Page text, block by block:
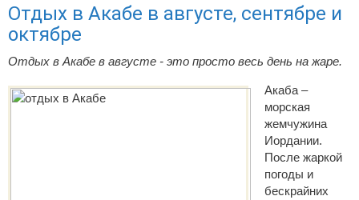
Отдых в Акабе в августе, сентябре и
октябре
Отдых в Акабе в августе - это просто весь день на жаре.
Акаба –
морская
жемчужина
Иордании.
После жаркой
погоды и
бескрайних